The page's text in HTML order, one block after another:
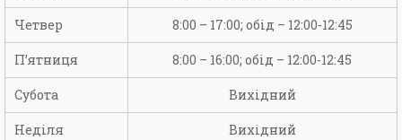
Четвер 8:00 – 17:00; обід – 12:00-12:45
П’ятниця 8:00 – 16:00; обід – 12:00-12:45
Субота Вихідний
Неділя Вихідний